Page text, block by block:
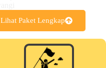
Lihat Paket Lengkap